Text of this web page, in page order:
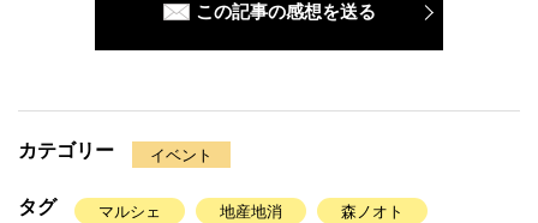
この記事の感想を送る
カテゴリー イベント
タグ マルシェ 地産地消 森ノオト